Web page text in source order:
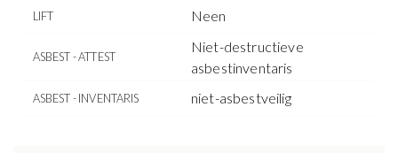
LIFT Neen
ASBEST - ATTEST
Niet-destructieve
asbestinventaris
ASBEST - INVENTARIS niet-asbestveilig